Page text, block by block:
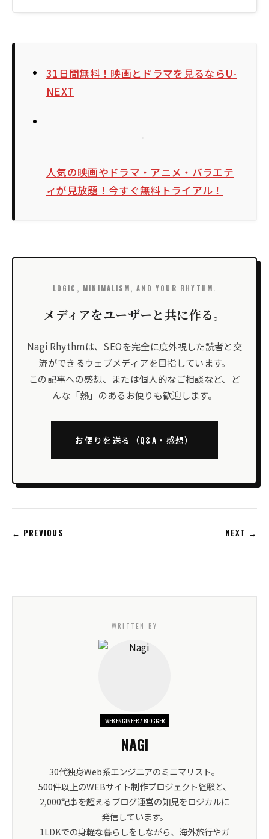
31日間無料！映画とドラマを見るならU-
NEXT
人気の映画やドラマ・アニメ・バラエテ
ィが見放題！今すぐ無料トライアル！
LOGIC, MINIMALISM, AND YOUR RHYTHM.
メディアをユーザーと共に作る。
Nagi Rhythmは、SEOを完全に度外視した読者と交
流ができるウェブメディアを目指しています。
この記事への感想、または個人的なご相談など、ど
んな「熱」のあるお便りも歓迎します。
お便りを送る（Q&A・感想）
← PREVIOUS NEXT →
WRITTEN BY
WEB ENGINEER / BLOGGER
NAGI
30代独身Web系エンジニアのミニマリスト。
500件以上のWEBサイト制作プロジェクト経験と、
2,000記事を超えるブログ運営の知見をロジカルに
発信しています。
1LDKでの身軽な暮らしをしながら、海外旅行やガ